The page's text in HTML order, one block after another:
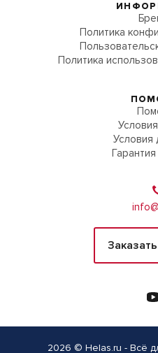
Политика
Политика
Условия
2026 © Helas.ru - Всё